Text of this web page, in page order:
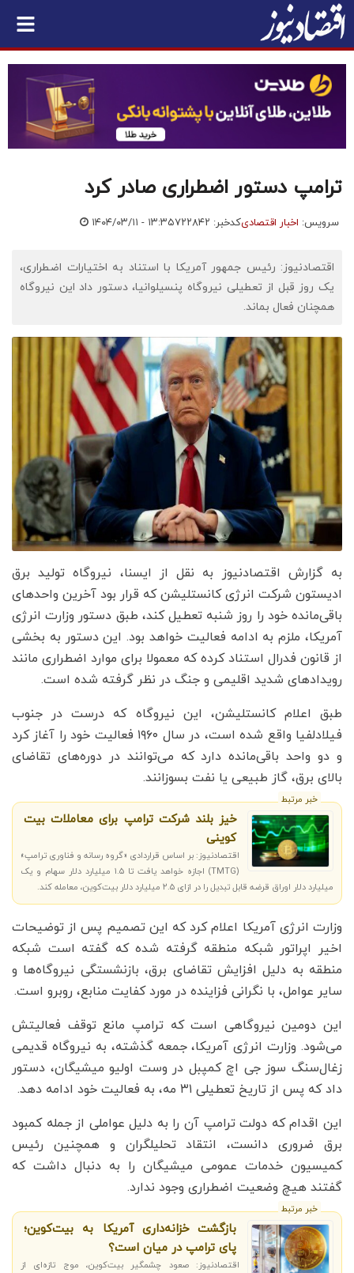
ترامپ دستور اضطراری صادر کرد
سرویس: اخبار اقتصادیکدخبر: ۷۲۲۸۴۲ ۱۴۰۴/۰۳/۱۱ - ۱۳:۳۵
اقتصادنیوز: رئیس جمهور آمریکا با استناد به اختیارات اضطراری،
یک روز قبل از تعطیلی نیروگاه پنسیلوانیا، دستور داد این نیروگاه
همچنان فعال بماند.
به گزارش اقتصادنیوز به نقل از ایسنا، نیروگاه تولید برق
ادیستون شرکت انرژی کانستلیشن که قرار بود آخرین واحدهای
باقی‌مانده خود را روز شنبه تعطیل کند، طبق دستور وزارت انرژی
آمریکا، ملزم به ادامه فعالیت خواهد بود. این دستور به بخشی
از قانون فدرال استناد کرده که معمولا برای موارد اضطراری مانند
رویدادهای شدید اقلیمی و جنگ در نظر گرفته شده است.
طبق اعلام کانستلیشن، این نیروگاه که درست در جنوب
فیلادلفیا واقع شده است، در سال ۱۹۶۰ فعالیت خود را آغاز کرد
و دو واحد باقی‌مانده دارد که می‌توانند در دوره‌های تقاضای
بالای برق، گاز طبیعی یا نفت بسوزانند.
خبر مرتبط
خیز بلند شرکت ترامپ برای معاملات بیت
کوینی
اقتصادنیوز: بر اساس قراردادی «گروه رسانه و فناوری ترامپ»
(TMTG) اجازه خواهد یافت تا ۱.۵ میلیارد دلار سهام و یک
میلیارد دلار اوراق قرضه قابل تبدیل را در ازای ۲.۵ میلیارد دلار بیت‌کوین، معامله کند.
وزارت انرژی آمریکا اعلام کرد که این تصمیم پس از توضیحات
اخیر اپراتور شبکه منطقه گرفته شده که گفته است شبکه
منطقه به دلیل افزایش تقاضای برق، بازنشستگی نیروگاه‌ها و
سایر عوامل، با نگرانی فزاینده در مورد کفایت منابع، روبرو است.
این دومین نیروگاهی است که ترامپ مانع توقف فعالیتش
می‌شود. وزارت انرژی آمریکا، جمعه گذشته، به نیروگاه قدیمی
زغال‌سنگ سوز جی اچ کمپبل در وست اولیو میشیگان، دستور
داد که پس از تاریخ تعطیلی ۳۱ مه، به فعالیت خود ادامه دهد.
این اقدام که دولت ترامپ آن را به دلیل عواملی از جمله کمبود
برق ضروری دانست، انتقاد تحلیلگران و همچنین رئیس
کمیسیون خدمات عمومی میشیگان را به دنبال داشت که
گفتند هیچ وضعیت اضطراری وجود ندارد.
خبر مرتبط
بازگشت خزانه‌داری آمریکا به بیت‌کوین؛
پای ترامپ در میان است؟
اقتصادنیوز: صعود چشمگیر بیت‌کوین، موج تازه‌ای از